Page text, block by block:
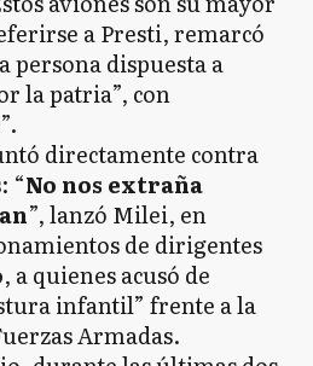
a Presti, remarcó
persona dispuesta a
la patria”, con
directamente contra
“No nos extraña
”, lanzó Milei, en
de dirigentes
, a quienes acusó de
infantil” frente a la
Armadas.